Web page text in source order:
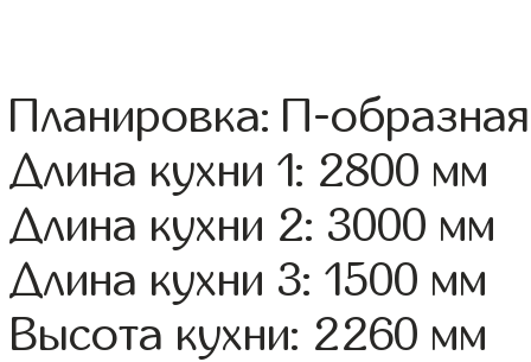
Планировка: П-образная
Длина кухни 1: 2800 мм
Длина кухни 2: 3000 мм
Длина кухни 3: 1500 мм
Высота кухни: 2260 мм